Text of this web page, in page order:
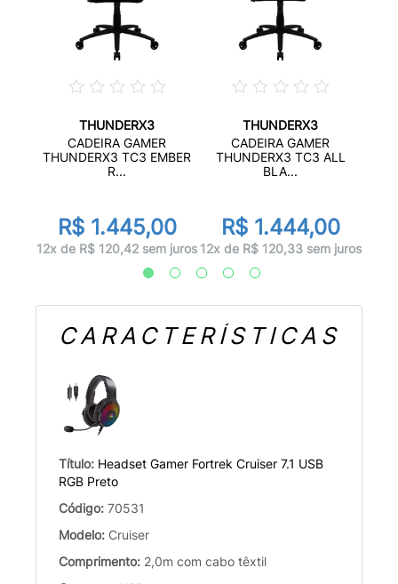
THUNDERX3
CADEIRA GAMER
THUNDERX3 TC3 EMBER
R...
R$ 1.445,00
12x de R$ 120,42 sem juros
THUNDERX3
CADEIRA GAMER
THUNDERX3 TC3 ALL
BLA...
R$ 1.444,00
12x de R$ 120,33 sem juros
CARACTERÍSTICAS
Título: Headset Gamer Fortrek Cruiser 7.1 USB
RGB Preto
Código: 70531
Modelo: Cruiser
Comprimento: 2,0m com cabo têxtil